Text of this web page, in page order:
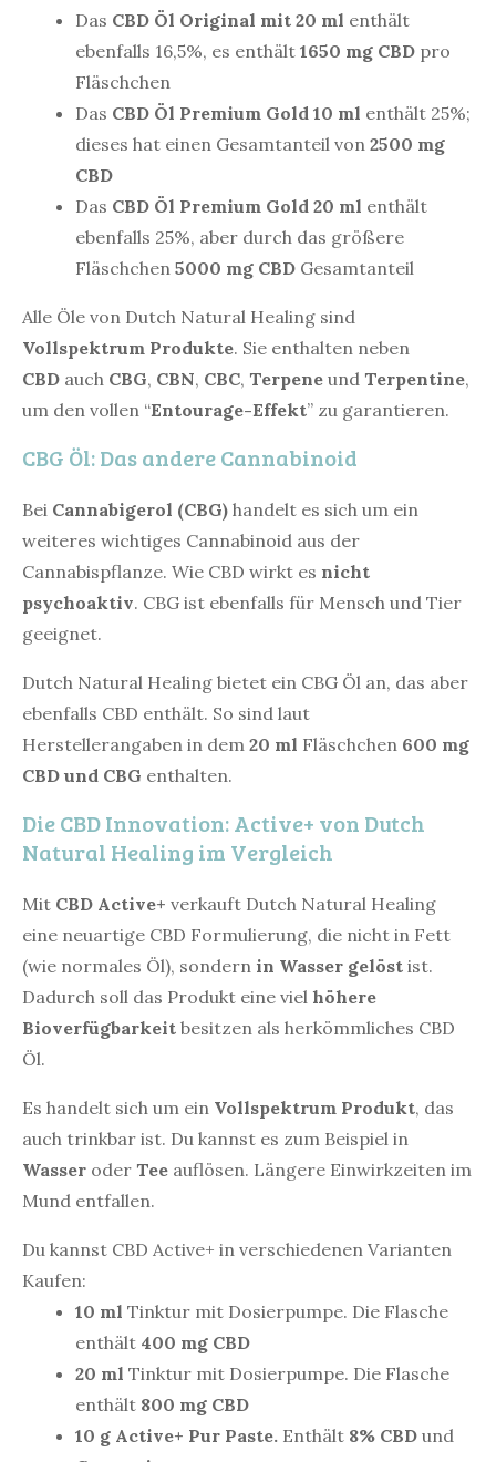
Das CBD Öl Original mit 20 ml enthält
ebenfalls 16,5%, es enthält 1650 mg CBD pro
Fläschchen
Das CBD Öl Premium Gold 10 ml enthält 25%;
dieses hat einen Gesamtanteil von 2500 mg
CBD
Das CBD Öl Premium Gold 20 ml enthält
ebenfalls 25%, aber durch das größere
Fläschchen 5000 mg CBD Gesamtanteil
Alle Öle von Dutch Natural Healing sind
Vollspektrum Produkte. Sie enthalten neben
CBD auch CBG, CBN, CBC, Terpene und Terpentine,
um den vollen “Entourage-Effekt” zu garantieren.
CBG Öl: Das andere Cannabinoid
Bei Cannabigerol (CBG) handelt es sich um ein
weiteres wichtiges Cannabinoid aus der
Cannabispflanze. Wie CBD wirkt es nicht
psychoaktiv. CBG ist ebenfalls für Mensch und Tier
geeignet.
Dutch Natural Healing bietet ein CBG Öl an, das aber
ebenfalls CBD enthält. So sind laut
Herstellerangaben in dem 20 ml Fläschchen 600 mg
CBD und CBG enthalten.
Die CBD Innovation: Active+ von Dutch
Natural Healing im Vergleich
Mit CBD Active+ verkauft Dutch Natural Healing
eine neuartige CBD Formulierung, die nicht in Fett
(wie normales Öl), sondern in Wasser gelöst ist.
Dadurch soll das Produkt eine viel höhere
Bioverfügbarkeit besitzen als herkömmliches CBD
Öl.
Es handelt sich um ein Vollspektrum Produkt, das
auch trinkbar ist. Du kannst es zum Beispiel in
Wasser oder Tee auflösen. Längere Einwirkzeiten im
Mund entfallen.
Du kannst CBD Active+ in verschiedenen Varianten
Kaufen:
10 ml Tinktur mit Dosierpumpe. Die Flasche
enthält 400 mg CBD
20 ml Tinktur mit Dosierpumpe. Die Flasche
enthält 800 mg CBD
10 g Active+ Pur Paste. Enthält 8% CBD und